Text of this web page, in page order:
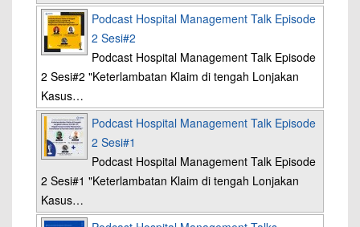
Podcast Hospital Management Talk Episode
2 Sesi#2
Podcast Hospital Management Talk Episode
2 Sesi#2 "Keterlambatan Klaim di tengah Lonjakan
Kasus…
Podcast Hospital Management Talk Episode
2 Sesi#1
Podcast Hospital Management Talk Episode
2 Sesi#1 "Keterlambatan Klaim di tengah Lonjakan
Kasus…